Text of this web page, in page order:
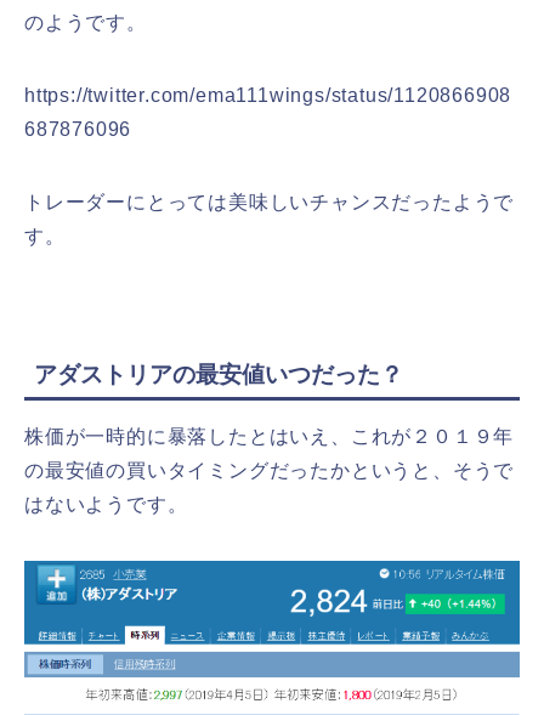
のようです。
https://twitter.com/ema111wings/status/1120866908
687876096
トレーダーにとっては美味しいチャンスだったようで
す。
アダストリアの最安値いつだった？
株価が一時的に暴落したとはいえ、これが２０１９年
の最安値の買いタイミングだったかというと、そうで
はないようです。